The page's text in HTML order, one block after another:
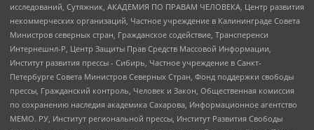
исследований, Сутяжник, АКАДЕМИЯ ПО ПРАВАМ ЧЕЛОВЕКА, Центр развития
некоммерческих организаций, Частное учреждение в Калининграде Совета
Министров северных стран, Гражданское содействие, Трансперенси
Интернешнл-Р, Центр Защиты Прав Средств Массовой Информации,
Институт развития прессы - Сибирь, Частное учреждение в Санкт-
Петербурге Совета Министров Северных Стран, Фонд поддержки свободы
прессы, Гражданский контроль, Человек и Закон, Общественная комиссия
по сохранению наследия академика Сахарова, Информационное агентство
МЕМО. РУ, Институт региональной прессы, Институт Развития Свободы